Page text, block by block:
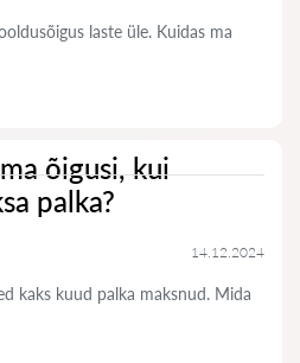
laste üle. Kuidas ma
õigusi, kui
palka?
14.12.2024
kaks kuud palka maksnud. Mida